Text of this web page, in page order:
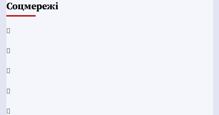
Соцмережі
Facebook
YouTube
Telegram
Instagram
Twitter